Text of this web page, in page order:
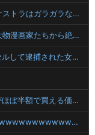
【悲報】音楽愛好家「クラシック音楽のオーケストラはガラガラなのに、ゲーム音楽のオーケストラは満員……本当にイライラする」
【朗報】話題作『みいちゃんと山田さん』、大物漫画家たちから絶賛されるwwww
集英社のオンラインショップで注文→キャンセルして逮捕された女性 無茶苦茶やっていた
RTX5070Tiと同じくらいの性能のRX9070XTがほぼ半額で買える価格バグ
【悲報】ヤニねこ、BPOで問題視されるwwwwwwwwwwwwwwwwwwwwwwww